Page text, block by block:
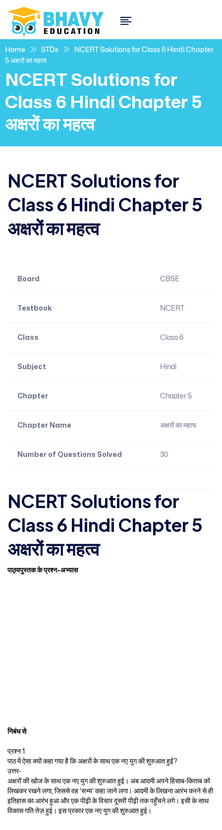
Home STDs
NCERT Solutions for Class 6 Hindi Chapter
5 अक्षरों का महत्व
NCERT Solutions for
Class 6 Hindi Chapter 5
अक्षरों का महत्व
NCERT Solutions for
Class 6 Hindi Chapter 5
अक्षरों का महत्व
Board CBSE
Textbook NCERT
Class Class 6
Subject Hindi
Chapter Chapter 5
Chapter Name अक्षरों का महत्व
Number of Questions Solved 30
NCERT Solutions for
Class 6 Hindi Chapter 5
अक्षरों का महत्व
पाठ्यपुस्तक के प्रश्न-अभ्यास
निबंध से
प्रश्न 1.
पाठ में ऐसा क्यों कहा गया है कि अक्षरों के साथ एक नए युग की शुरुआत हुई?
उत्तर-
अक्षरों की खोज के साथ एक नए युग की शुरुआत हुई। अब आदमी अपने हिसाब-किताब को
लिखकर रखने लगा, जिससे वह ‘सभ्य’ कहा जाने लगा। आदमी के लिखना आरंभ करने से ही
इतिहास का आरंभ हुआ और एक पीढ़ी के विचार दूसरी पीढ़ी तक पहुँचने लगे। इसी के साथ
विकास गति तेज़ हुई। इस प्रकार एक नए युग की शुरुआत हुई।